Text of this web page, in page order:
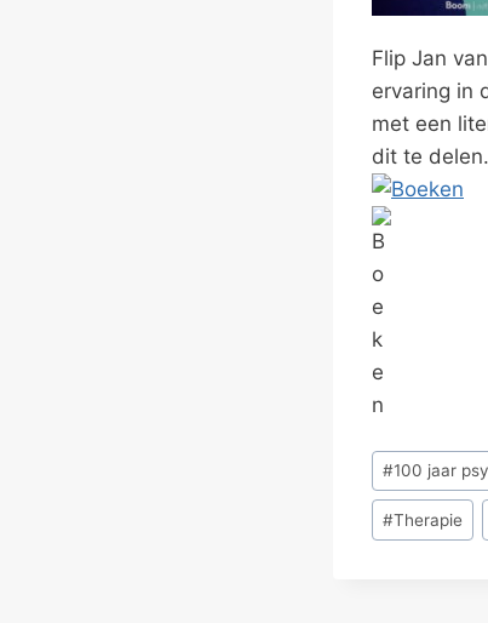
Flip Jan
ervaring in
met een
dit te delen.
Bericht
tags:
#100 jaar
#Therapie